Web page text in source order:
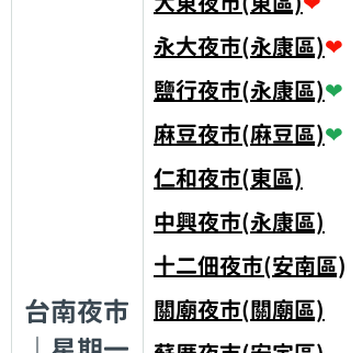
台南夜市
永大夜市(永康區)❤
鹽行夜市(永康區)❤
麻豆夜市(麻豆區)❤
仁和夜市(東區)
中興夜市(永康區)
十二佃夜市(安南區)
關廟夜市(關廟區)